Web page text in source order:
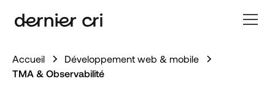
Accueil
Développement web & mobile
TMA & Observabilité